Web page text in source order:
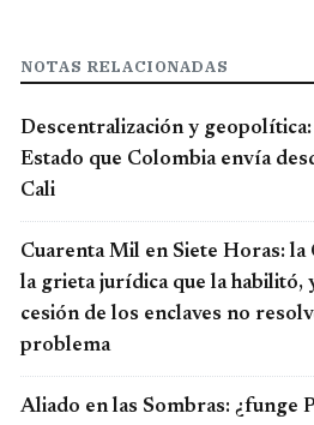
NOTAS RELACIONADAS
Descentralización y geopolítica:
Estado que Colombia envía
Cali
Cuarenta Mil en Siete Horas: la
la grieta jurídica que la habilitó,
cesión de los enclaves no
problema
Aliado en las Sombras: ¿funge